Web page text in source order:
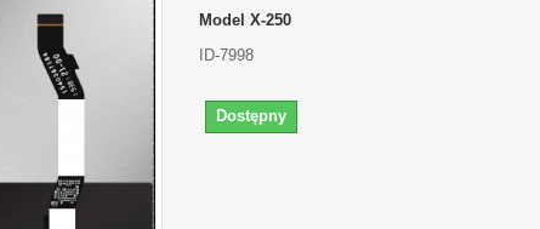
Model X-250
ID-7998
Dostępny